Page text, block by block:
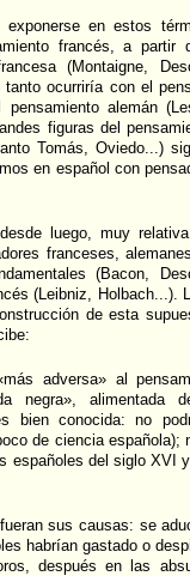
exponerse en estos
francés, a partir
(Montaigne,
ocurriría con el
alemán
figuras del
Tomás, Oviedo...)
en español con
luego, muy
franceses,
(Bacon,
(Leibniz, Holbach...).
de esta
adversa» al
negra», alimentada
bien conocida: no
de ciencia
españoles del siglo XVI
sus causas: se
habrían gastado o
después en las